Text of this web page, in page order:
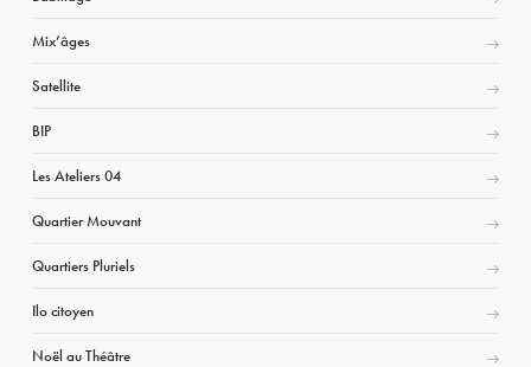
Mix’âges
Satellite
BIP
Les Ateliers 04
Quartier Mouvant
Quartiers Pluriels
Ilo citoyen
Noël au Théâtre